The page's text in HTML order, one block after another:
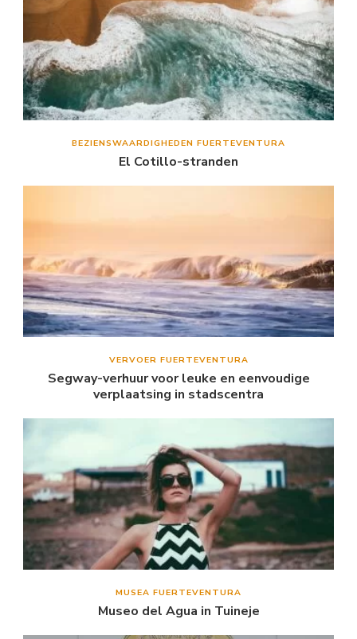
BEZIENSWAARDIGHEDEN FUERTEVENTURA
El Cotillo-stranden
VERVOER FUERTEVENTURA
Segway-verhuur voor leuke en eenvoudige
verplaatsing in stadscentra
MUSEA FUERTEVENTURA
Museo del Agua in Tuineje